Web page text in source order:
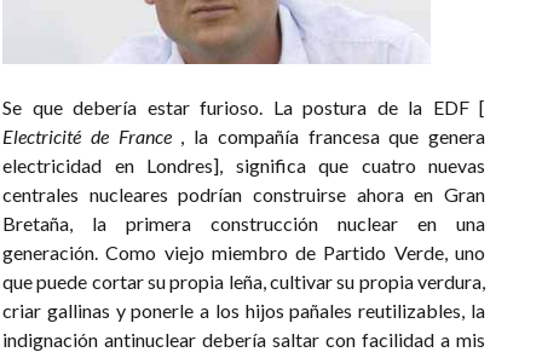
Se que debería estar furioso. La postura de la EDF [
Electricité de France , la compañía francesa que genera
electricidad en Londres], significa que cuatro nuevas
centrales nucleares podrían construirse ahora en Gran
Bretaña, la primera construcción nuclear en una
generación. Como viejo miembro de Partido Verde, uno
que puede cortar su propia leña, cultivar su propia verdura,
criar gallinas y ponerle a los hijos pañales reutilizables, la
indignación antinuclear debería saltar con facilidad a mis